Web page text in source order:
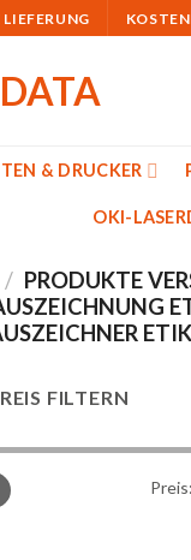
LIEFERUNG
& DRUCKER
OKI-
/ PRODUKTE
FILTERN
Preis: